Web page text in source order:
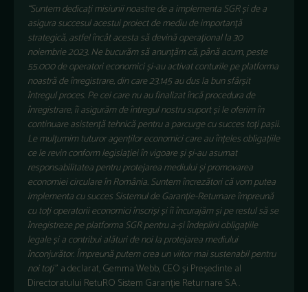
“Suntem dedicați misiunii noastre de a implementa SGR și de a
asigura succesul acestui proiect de mediu de importanță
strategică, astfel încât acesta să devină operațional la 30
noiembrie 2023. Ne bucurăm să anunțăm că, până acum, peste
55.000 de operatori economici și-au activat conturile pe platforma
noastră de înregistrare, din care 23.145 au dus la bun sfârșit
întregul proces. Pe cei care nu au finalizat încă procedura de
înregistrare, îi asigurăm de întregul nostru suport și le oferim în
continuare asistență tehnică pentru a parcurge cu succes toți pașii.
Le mulțumim tuturor agenților economici care au înțeles obligațiile
ce le revin conform legislației în vigoare și și-au asumat
responsabilitatea pentru protejarea mediului și promovarea
economiei circulare în România. Suntem încrezători că vom putea
implementa cu succes Sistemul de Garanție-Returnare împreună
cu toți operatorii economici înscriși și îi încurajăm și pe restul să se
înregistreze pe platforma SGR pentru a-și îndeplini obligațiile
legale și a contribui alături de noi la protejarea mediului
înconjurător. Împreună putem crea un viitor mai sustenabil pentru
noi toți”a declarat, Gemma Webb, CEO și Președinte al
Directoratului RetuRO Sistem Garanție Returnare S.A .